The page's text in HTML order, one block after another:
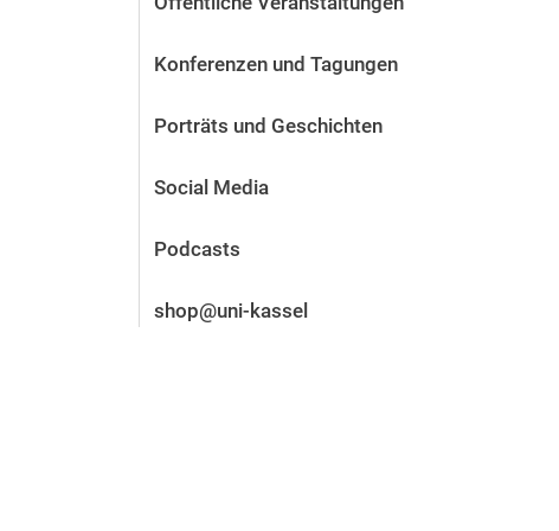
Stellenangebote
Alum­ni und Freunde
Kontakt und Standorte
Konferenzen und Tagungen
Porträts und Geschichten
Social Media
Podcasts
shop@uni-kassel